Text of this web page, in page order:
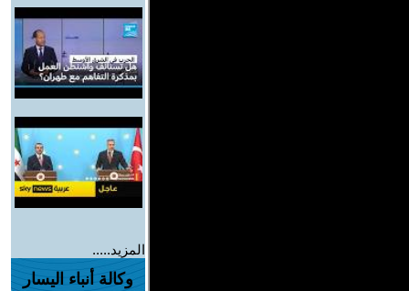
المزيد.....
وكالة أنباء اليسار